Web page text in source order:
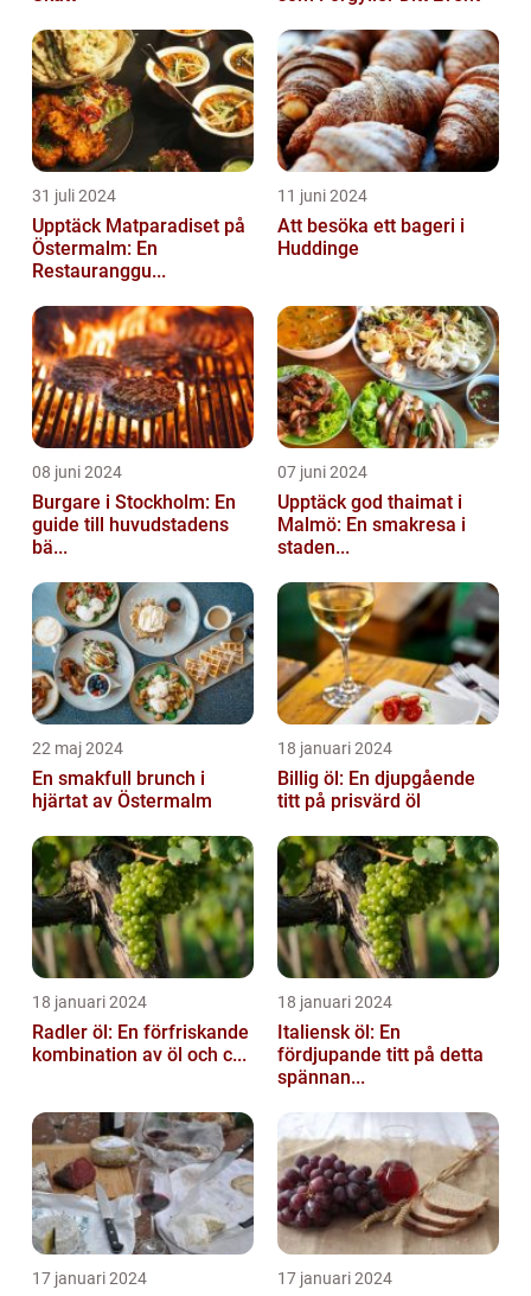
31 juli 2024
Upptäck Matparadiset på
Östermalm: En
Restauranggu...
11 juni 2024
Att besöka ett bageri i
Huddinge
08 juni 2024
Burgare i Stockholm: En
guide till huvudstadens
bä...
07 juni 2024
Upptäck god thaimat i
Malmö: En smakresa i
staden...
22 maj 2024
En smakfull brunch i
hjärtat av Östermalm
18 januari 2024
Billig öl: En djupgående
titt på prisvärd öl
18 januari 2024
Radler öl: En förfriskande
kombination av öl och c...
18 januari 2024
Italiensk öl: En
fördjupande titt på detta
spännan...
17 januari 2024 17 januari 2024